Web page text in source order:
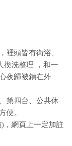
裡頭皆有衛浴、
換洗整理 ，和一
夜歸被鎖在外
第四台、公共休
便。
，網頁上一定加註